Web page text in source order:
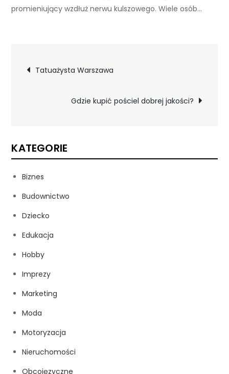
promieniujący wzdłuż nerwu kulszowego. Wiele osób…
Nawigacja
wpisu
Tatuażysta Warszawa
Gdzie kupić pościel dobrej jakości?
KATEGORIE
Biznes
Budownictwo
Dziecko
Edukacja
Hobby
Imprezy
Marketing
Moda
Motoryzacja
Nieruchomości
Obcojęzyczne